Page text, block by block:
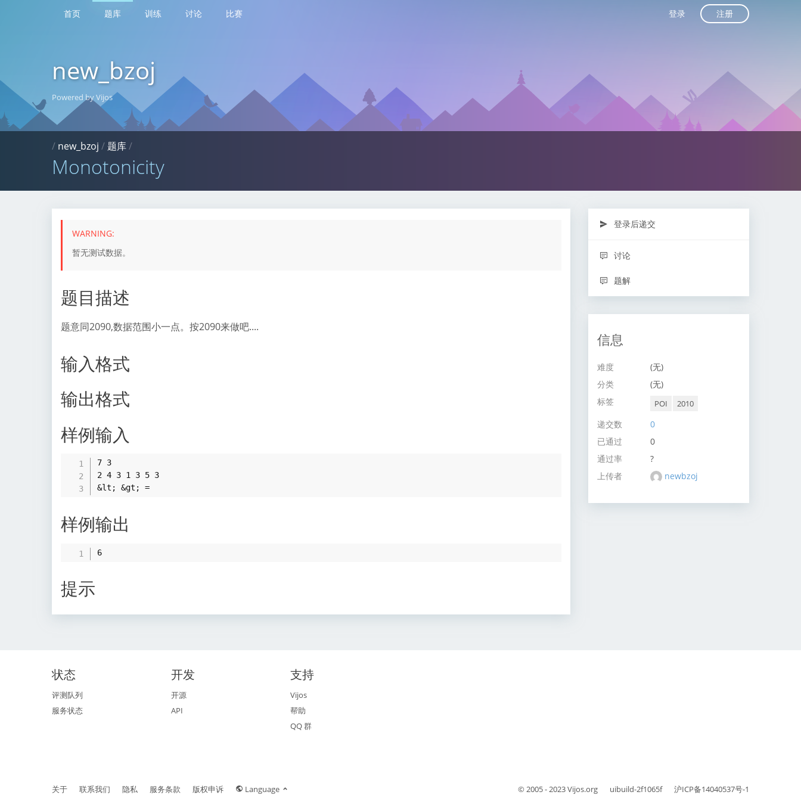
首页 题库 训练 讨论 比赛 登录 注册
new_bzoj
Powered by Vijos
/ new_bzoj /题库/
Monotonicity
暂无测试数据。
题目描述
题意同2090,数据范围小一点。按2090来做吧....
输入格式
输出格式
样例输入
7 3
2 4 3 1 3 5 3
&lt; &gt; =
样例输出
6
提示
登录后递交
讨论
题解
信息
难度
(无)
分类
(无)
标签
POI 2010
递交数
0
已通过
0
通过率
?
上传者
newbzoj
状态
评测队列
服务状态
开发
开源
API
支持
Vijos
帮助
QQ 群
关于 联系我们 隐私 服务条款 版权申诉 Language © 2005 - 2023Vijos.org uibuild-2f1065f 沪ICP备14040537号-1